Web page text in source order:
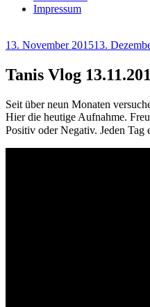
Impressum
Veröffentlicht
13. November 201513.
Tanis Vlog
Seit über neun Monaten
Hier die heutige Aufnahme.
Positiv oder Negativ. Jeden